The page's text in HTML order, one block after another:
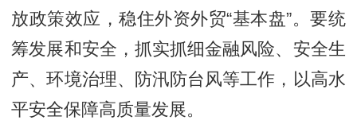
放政策效应，稳住外资外贸“基本盘”。要统
筹发展和安全，抓实抓细金融风险、安全生
产、环境治理、防汛防台风等工作，以高水
平安全保障高质量发展。